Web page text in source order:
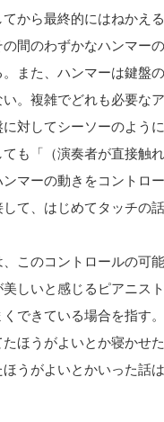
から最終的にはねかえ
間のわずかなハンマー
また、ハンマーは鍵盤
。複雑でどれも必要な
対してシーソーのよう
も「（演奏者が直接触
マーの動きをコントロ
て、はじめてタッチの話
このコントロールの可
しいと感じるピアニス
できている場合を指す
ほうがよいとか寝かせ
うがよいとかいった話